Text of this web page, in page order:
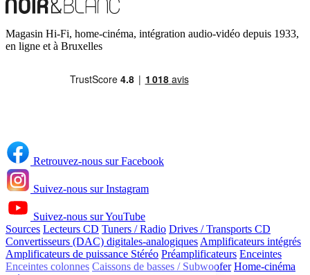
Magasin Hi-Fi, home-cinéma, intégration audio-vidéo depuis 1933,
en ligne et à Bruxelles
Retrouvez-nous sur Facebook
Suivez-nous sur Instagram
Suivez-nous sur YouTube
Sources Lecteurs CD Tuners / Radio Drives / Transports CD
Convertisseurs (DAC) digitales-analogiques Amplificateurs intégrés
Amplificateurs de puissance Stéréo Préamplificateurs Enceintes
Enceintes colonnes Caissons de basses / Subwoofer Home-cinéma
Continuer sans accepter